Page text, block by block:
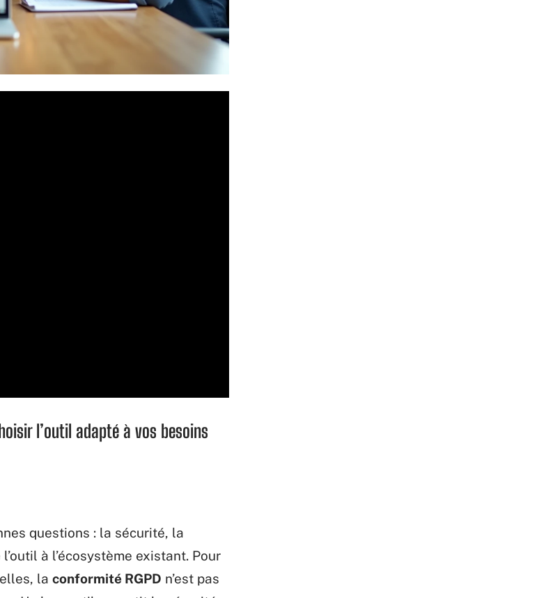
l’outil adapté à vos besoins
questions : la sécurité, la
à l’écosystème existant. Pour
la conformité RGPD n’est pas